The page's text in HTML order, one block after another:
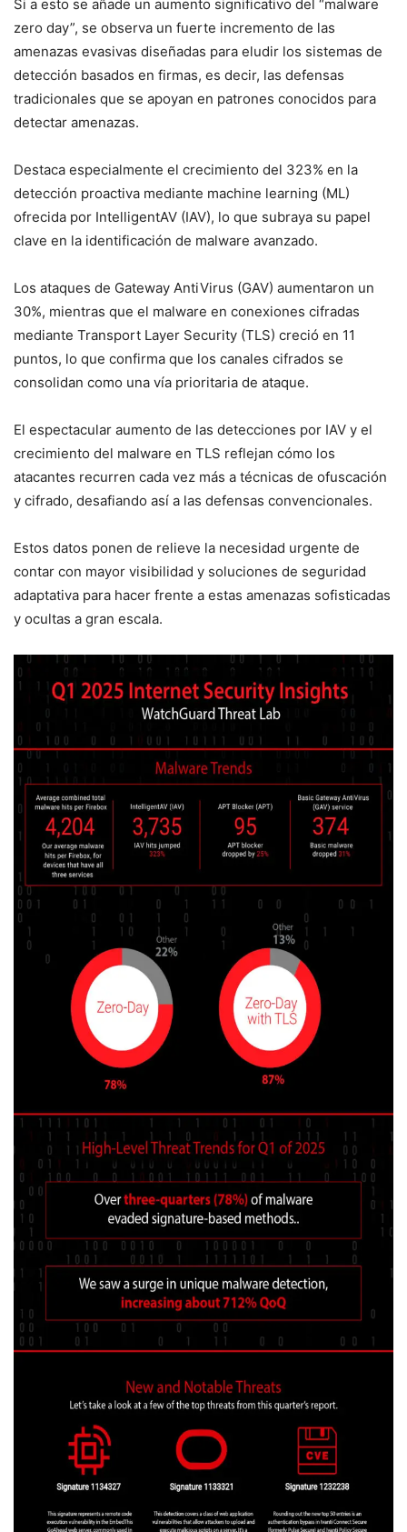
Si a esto se añade un aumento significativo del “malware
zero day”, se observa un fuerte incremento de las
amenazas evasivas diseñadas para eludir los sistemas de
detección basados en firmas, es decir, las defensas
tradicionales que se apoyan en patrones conocidos para
detectar amenazas.
Destaca especialmente el crecimiento del 323% en la
detección proactiva mediante machine learning (ML)
ofrecida por IntelligentAV (IAV), lo que subraya su papel
clave en la identificación de malware avanzado.
Los ataques de Gateway AntiVirus (GAV) aumentaron un
30%, mientras que el malware en conexiones cifradas
mediante Transport Layer Security (TLS) creció en 11
puntos, lo que confirma que los canales cifrados se
consolidan como una vía prioritaria de ataque.
El espectacular aumento de las detecciones por IAV y el
crecimiento del malware en TLS reflejan cómo los
atacantes recurren cada vez más a técnicas de ofuscación
y cifrado, desafiando así a las defensas convencionales.
Estos datos ponen de relieve la necesidad urgente de
contar con mayor visibilidad y soluciones de seguridad
adaptativa para hacer frente a estas amenazas sofisticadas
y ocultas a gran escala.